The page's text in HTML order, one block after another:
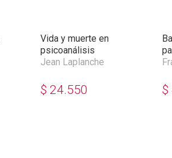
Vida y muerte en
psicoanálisis
Jean Laplanche
$ 24.550 $